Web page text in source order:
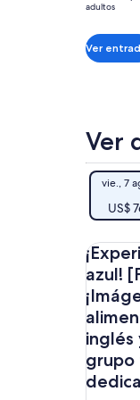
por
adulto*
más
bajo
al
varias
para
adultos
adultos
Ver
Ver
vie., 7
US$
azul!
inglés
grupo